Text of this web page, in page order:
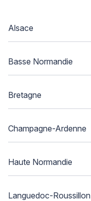
Alsace
Basse Normandie
Bretagne
Champagne-Ardenne
Haute Normandie
Languedoc-Roussillon